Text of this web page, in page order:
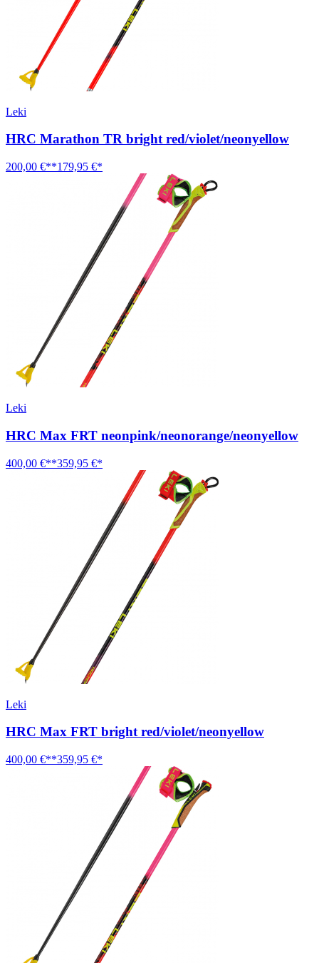
Leki
HRC Marathon TR bright red/violet/neonyellow
200,00 €**179,95 €*
Leki
HRC Max FRT neonpink/neonorange/neonyellow
400,00 €**359,95 €*
Leki
HRC Max FRT bright red/violet/neonyellow
400,00 €**359,95 €*